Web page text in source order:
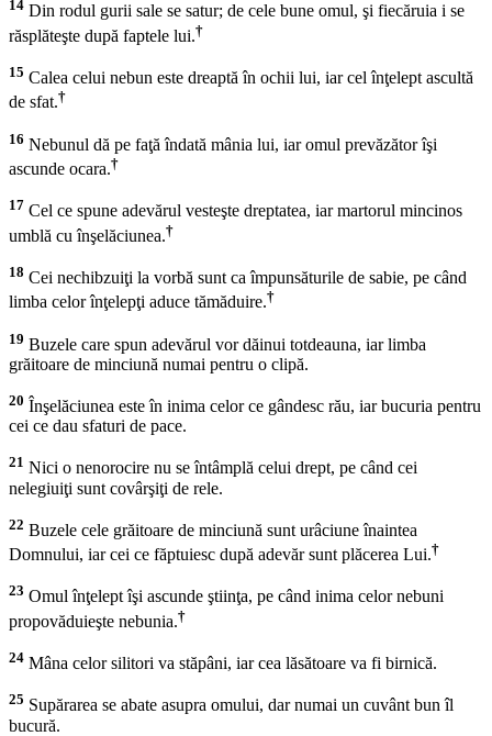
14 Din rodul gurii sale se satur; de cele bune omul, şi fiecăruia i se
răsplăteşte după faptele lui.†
15 Calea celui nebun este dreaptă în ochii lui, iar cel înţelept ascultă
de sfat.†
16 Nebunul dă pe faţă îndată mânia lui, iar omul prevăzător îşi
ascunde ocara.†
17 Cel ce spune adevărul vesteşte dreptatea, iar martorul mincinos
umblă cu înşelăciunea.†
18 Cei nechibzuiţi la vorbă sunt ca împunsăturile de sabie, pe când
limba celor înţelepţi aduce tămăduire.†
19 Buzele care spun adevărul vor dăinui totdeauna, iar limba
grăitoare de minciună numai pentru o clipă.
20 Înşelăciunea este în inima celor ce gândesc rău, iar bucuria pentru
cei ce dau sfaturi de pace.
21 Nici o nenorocire nu se întâmplă celui drept, pe când cei
nelegiuiţi sunt covârşiţi de rele.
22 Buzele cele grăitoare de minciună sunt urâciune înaintea
Domnului, iar cei ce făptuiesc după adevăr sunt plăcerea Lui.†
23 Omul înţelept îşi ascunde ştiinţa, pe când inima celor nebuni
propovăduieşte nebunia.†
24 Mâna celor silitori va stăpâni, iar cea lăsătoare va fi birnică.
25 Supărarea se abate asupra omului, dar numai un cuvânt bun îl
bucură.